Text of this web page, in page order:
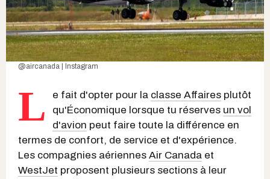
@aircanada | Instagram
L e fait d'opter pour la classe Affaires plutôt
qu'Économique lorsque tu réserves un vol
d'avion peut faire toute la différence en
termes de confort, de service et d'expérience.
Les compagnies aériennes Air Canada et
WestJet proposent plusieurs sections à leur